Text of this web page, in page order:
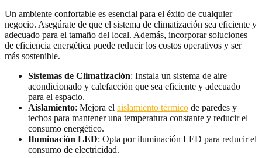
Un ambiente confortable es esencial para el éxito de cualquier
negocio. Asegúrate de que el sistema de climatización sea eficiente y
adecuado para el tamaño del local. Además, incorporar soluciones
de eficiencia energética puede reducir los costos operativos y ser
más sostenible.
Sistemas de Climatización: Instala un sistema de aire
acondicionado y calefacción que sea eficiente y adecuado
para el espacio.
Aislamiento: Mejora el aislamiento térmico de paredes y
techos para mantener una temperatura constante y reducir el
consumo energético.
Iluminación LED: Opta por iluminación LED para reducir el
consumo de electricidad.